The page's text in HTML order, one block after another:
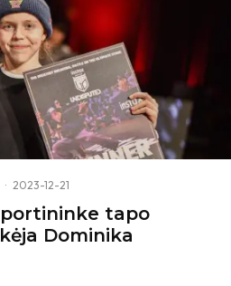
· 2023-12-21
tapo
Dominika